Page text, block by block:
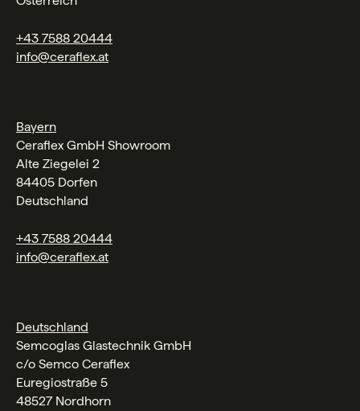
+43 7588 20444
info@ceraflex.at
Bayern
Ceraflex GmbH Showroom
Alte Ziegelei 2
84405 Dorfen
Deutschland
+43 7588 20444
info@ceraflex.at
Deutschland
Semcoglas Glastechnik GmbH
c/o Semco Ceraflex
Euregiostraße 5
48527 Nordhorn